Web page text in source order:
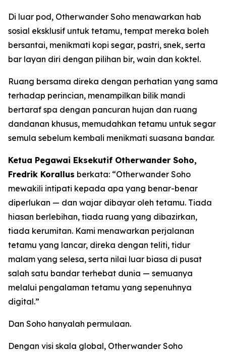
Di luar pod, Otherwander Soho menawarkan hab
sosial eksklusif untuk tetamu, tempat mereka boleh
bersantai, menikmati kopi segar, pastri, snek, serta
bar layan diri dengan pilihan bir, wain dan koktel.
Ruang bersama direka dengan perhatian yang sama
terhadap perincian, menampilkan bilik mandi
bertaraf spa dengan pancuran hujan dan ruang
dandanan khusus, memudahkan tetamu untuk segar
semula sebelum kembali menikmati suasana bandar.
Ketua Pegawai Eksekutif Otherwander Soho,
Fredrik Korallus berkata: “Otherwander Soho
mewakili intipati kepada apa yang benar-benar
diperlukan — dan wajar dibayar oleh tetamu. Tiada
hiasan berlebihan, tiada ruang yang dibazirkan,
tiada kerumitan. Kami menawarkan perjalanan
tetamu yang lancar, direka dengan teliti, tidur
malam yang selesa, serta nilai luar biasa di pusat
salah satu bandar terhebat dunia — semuanya
melalui pengalaman tetamu yang sepenuhnya
digital.”
Dan Soho hanyalah permulaan.
Dengan visi skala global, Otherwander Soho